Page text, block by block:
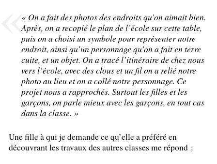
« On a fait des photos des endroits qu’on aimait bien.
Après, on a recopié le plan de l’école sur cette table,
puis on a choisi un symbole pour représenter notre
endroit, ainsi qu’un personnage qu’on a fait en terre
cuite, et un objet. On a tracé l’itinéraire de chez nous
vers l’école, avec des clous et un fil on a relié notre
photo au lieu et on a collé notre personnage. Ce
projet nous a rapprochés. Surtout les filles et les
garçons, on parle mieux avec les garçons, en tout cas
dans la classe. »
Une fille à qui je demande ce qu’elle a préféré en
découvrant les travaux des autres classes me répond :